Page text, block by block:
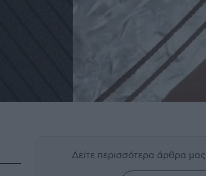
Δείτε περισσότερα άρθρα μας